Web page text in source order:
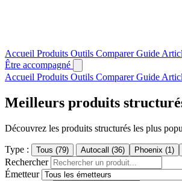
Accueil Produits Outils ComparerGuide
Être accompagné
Accueil Produits Outils ComparerGuide
Meilleurs produits
Découvrez les produits structurés les plus
Type : Tous (79) Autocall (36) Phoenix (1)
Rechercher
Émetteur